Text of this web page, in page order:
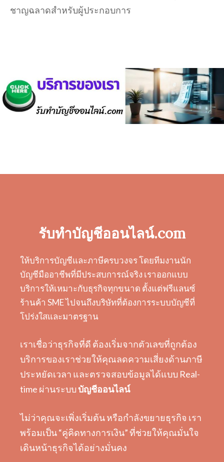
ชาญฉลาดสำหรับผู้ประกอบการ
รับทำบัญชีออนไลน์.com
ให้บริการบัญชีและภาษีครบวงจร โดยทีมงานนัก
บัญชีมืออาชีพที่มีประสบการณ์จริง เราออกแบบ
บริการให้เหมาะกับธุรกิจทุกขนาด ตั้งแต่ฟรีแลนซ์
ร้านค้า SME ไปจนถึงบริษัทที่ต้องการระบบบัญชีที่
โปร่งใสและมาตรฐาน
เราเชื่อว่าธุรกิจที่ดี ต้องเริ่มจากตัวเลขที่ถูกต้อง
บริการของเราช่วยให้คุณลดความเสี่ยงด้านภาษี
ประหยัดเวลา และตรวจสอบข้อมูลได้แบบ Real-
time ผ่านระบบบัญชีออนไลน์
ไม่ว่าคุณจะเพิ่งเริ่มต้น หรือกำลังขยายธุรกิจ เรา
พร้อมเป็น “คู่คิดทางการเงิน” ที่ช่วยให้คุณมั่นใจ
เดินหน้าธุรกิจได้อย่างมั่นคง